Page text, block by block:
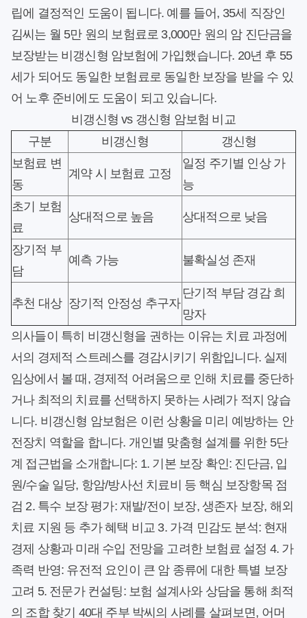
립에 결정적인 도움이 됩니다. 예를 들어, 35세 직장인
김씨는 월 5만 원의 보험료로 3,000만 원의 암 진단금을
보장받는 비갱신형 암보험에 가입했습니다. 20년 후 55
세가 되어도 동일한 보험료로 동일한 보장을 받을 수 있
어 노후 준비에도 도움이 되고 있습니다.
비갱신형 vs 갱신형 암보험 비교
구분
비갱신형
갱신형
보험료 변
동
계약 시 보험료 고정
일정 주기별 인상 가
능
초기 보험
료
상대적으로 높음 상대적으로 낮음
장기적 부
담
예측 가능 불확실성 존재
추천 대상 장기적 안정성 추구자
단기적 부담 경감 희
망자
의사들이 특히 비갱신형을 권하는 이유는 치료 과정에
서의 경제적 스트레스를 경감시키기 위함입니다. 실제
임상에서 볼 때, 경제적 어려움으로 인해 치료를 중단하
거나 최적의 치료를 선택하지 못하는 사례가 적지 않습
니다. 비갱신형 암보험은 이런 상황을 미리 예방하는 안
전장치 역할을 합니다. 개인별 맞춤형 설계를 위한 5단
계 접근법을 소개합니다: 1. 기본 보장 확인: 진단금, 입
원/수술 일당, 항암/방사선 치료비 등 핵심 보장항목 점
검 2. 특수 보장 평가: 재발/전이 보장, 생존자 보장, 해외
치료 지원 등 추가 혜택 비교 3. 가격 민감도 분석: 현재
경제 상황과 미래 수입 전망을 고려한 보험료 설정 4. 가
족력 반영: 유전적 요인이 큰 암 종류에 대한 특별 보장
고려 5. 전문가 컨설팅: 보험 설계사와 상담을 통해 최적
의 조합 찾기 40대 주부 박씨의 사례를 살펴보면, 어머